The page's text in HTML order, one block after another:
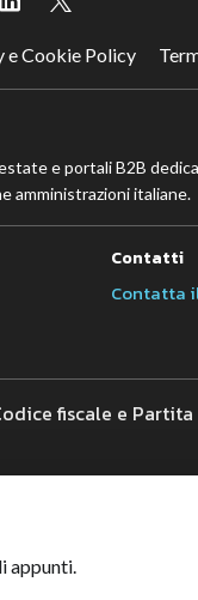
e Cookie Policy
e portali B2B
amministrazioni italiane.
Contatti
Contatta
fiscale e Partita
appunti.